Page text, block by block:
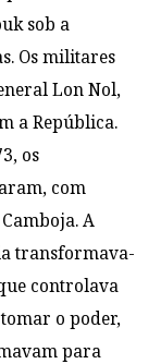
sob a
Os militares
Lon Nol,
a República.
os
com
A
transformava-
controlava
o poder,
para